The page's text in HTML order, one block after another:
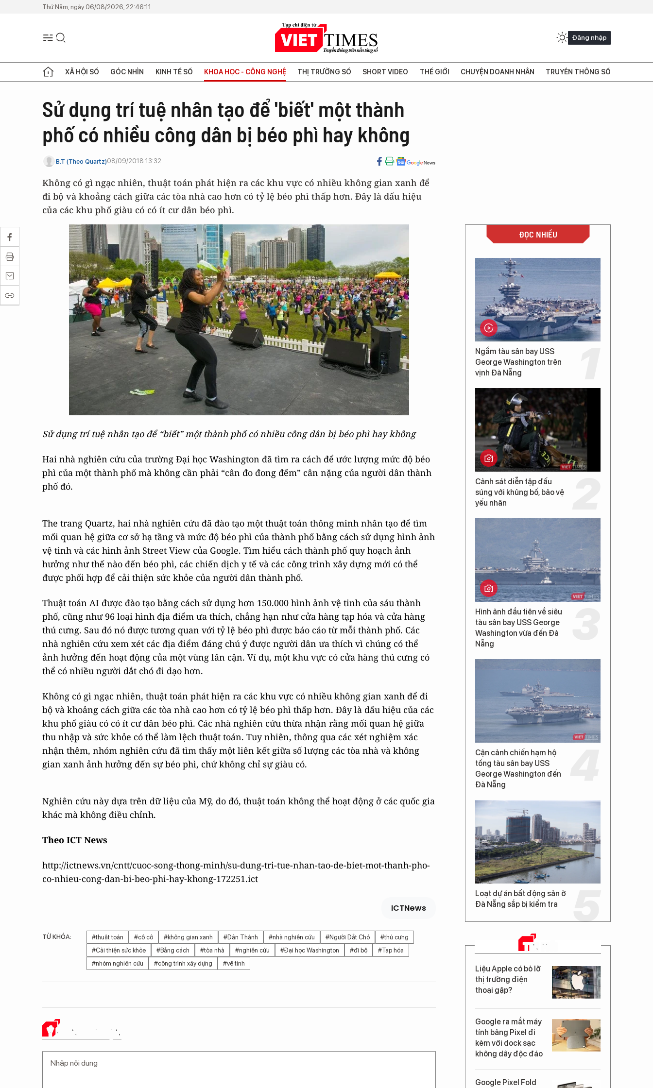
Thứ Năm, ngày 06/08/2026, 22:46:11
Đăng nhập
XÃ HỘI SỐ GÓC NHÌN KINH TẾ SỐ KHOA HỌC - CÔNG NGHỆ THỊ TRƯỜNG SỐ SHORT VIDEO THẾ GIỚI CHUYỆN DOANH NHÂN TRUYỀN THÔNG SỐ
Sử dụng trí tuệ nhân tạo để 'biết' một thành
phố có nhiều công dân bị béo phì hay không
B.T (Theo Quartz)08/09/2018 13:32
Không có gì ngạc nhiên, thuật toán phát hiện ra các khu vực có nhiều không gian xanh để
đi bộ và khoảng cách giữa các tòa nhà cao hơn có tỷ lệ béo phì thấp hơn. Đây là dấu hiệu
của các khu phố giàu có có ít cư dân béo phì.
Sử dụng trí tuệ nhân tạo để “biết” một thành phố có nhiều công dân bị béo phì hay không
Hai nhà nghiên cứu của trường Đại học Washington đã tìm ra cách để ước lượng mức độ béo
phì của một thành phố mà không cần phải “cân đo đong đếm” cân nặng của người dân thành
phố đó.
The trang Quartz, hai nhà nghiên cứu đã đào tạo một thuật toán thông minh nhân tạo để tìm
mối quan hệ giữa cơ sở hạ tầng và mức độ béo phì của thành phố bằng cách sử dụng hình ảnh
vệ tinh và các hình ảnh Street View của Google. Tìm hiểu cách thành phố quy hoạch ảnh
hưởng như thế nào đến béo phì, các chiến dịch y tế và các công trình xây dựng mới có thể
được phối hợp để cải thiện sức khỏe của người dân thành phố.
Thuật toán AI được đào tạo bằng cách sử dụng hơn 150.000 hình ảnh vệ tinh của sáu thành
phố, cũng như 96 loại hình địa điểm ưa thích, chẳng hạn như cửa hàng tạp hóa và cửa hàng
thú cưng. Sau đó nó được tương quan với tỷ lệ béo phì được báo cáo từ mỗi thành phố. Các
nhà nghiên cứu xem xét các địa điểm đáng chú ý được người dân ưa thích vì chúng có thể
ảnh hưởng đến hoạt động của một vùng lân cận. Ví dụ, một khu vực có cửa hàng thú cưng có
thể có nhiều người dắt chó đi dạo hơn.
Không có gì ngạc nhiên, thuật toán phát hiện ra các khu vực có nhiều không gian xanh để đi
bộ và khoảng cách giữa các tòa nhà cao hơn có tỷ lệ béo phì thấp hơn. Đây là dấu hiệu của các
khu phố giàu có có ít cư dân béo phì. Các nhà nghiên cứu thừa nhận rằng mối quan hệ giữa
thu nhập và sức khỏe có thể làm lệch thuật toán. Tuy nhiên, thông qua các xét nghiệm xác
nhận thêm, nhóm nghiên cứu đã tìm thấy một liên kết giữa số lượng các tòa nhà và không
gian xanh ảnh hưởng đến sự béo phì, chứ không chỉ sự giàu có.
Nghiên cứu này dựa trên dữ liệu của Mỹ, do đó, thuật toán không thể hoạt động ở các quốc gia
khác mà không điều chỉnh.
Theo ICT News
http://ictnews.vn/cntt/cuoc-song-thong-minh/su-dung-tri-tue-nhan-tao-de-biet-mot-thanh-pho-
co-nhieu-cong-dan-bi-beo-phi-hay-khong-172251.ict
ICTNews
TỪ KHÓA: #thuật toán #cô cô #không gian xanh #Dân Thành #nhà nghiên cứu #Người Dắt Chó
#thú cưng
#Cải thiện sức khỏe
#Bằng cách #tòa nhà #nghiên cứu #Đại học Washington #đi bộ
#Tạp hóa
#nhóm nghiên cứu
#công trình xây dựng #vệ tinh
Ý KIẾN CỦA BẠN
ĐỌC NHIỀU
Ngắm tàu sân bay USS
George Washington trên
vịnh Đà Nẵng
Cảnh sát diễn tập đấu
súng với khủng bố, bảo vệ
yếu nhân
Hình ảnh đầu tiên về siêu
tàu sân bay USS George
Washington vừa đến Đà
Nẵng
Cận cảnh chiến hạm hộ
tống tàu sân bay USS
George Washington đến
Đà Nẵng
Loạt dự án bất động sản ở
Đà Nẵng sắp bị kiểm tra
TIN MỚI
Liệu Apple có bỏ lỡ
thị trường điện
thoại gập?
Google ra mắt máy
tính bảng Pixel đi
kèm với dock sạc
không dây độc đáo
Google Pixel Fold